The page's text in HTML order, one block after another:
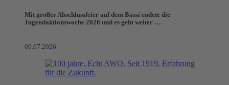
Mit großer Abschlussfeier auf dem Bassi endete die
Jugendaktionswoche 2026 und es geht weiter …
09.07.2026